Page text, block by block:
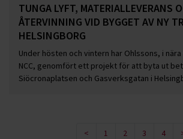
TUNGA LYFT, MATERIALLEVERANS
ÅTERVINNING VID BYGGET AV NY
HELSINGBORG
Under hösten och vintern har Ohlssons, i
NCC, genomfört ett projekt för att byta ut
Siöcronaplatsen och Gasverksgatan i
< 1 2 3 4